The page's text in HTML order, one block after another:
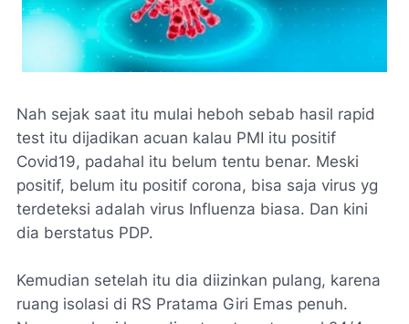
Nah sejak saat itu mulai heboh sebab hasil rapid
test itu dijadikan acuan kalau PMI itu positif
Covid19, padahal itu belum tentu benar. Meski
positif, belum itu positif corona, bisa saja virus yg
terdeteksi adalah virus Influenza biasa. Dan kini
dia berstatus PDP.
Kemudian setelah itu dia diizinkan pulang, karena
ruang isolasi di RS Pratama Giri Emas penuh.